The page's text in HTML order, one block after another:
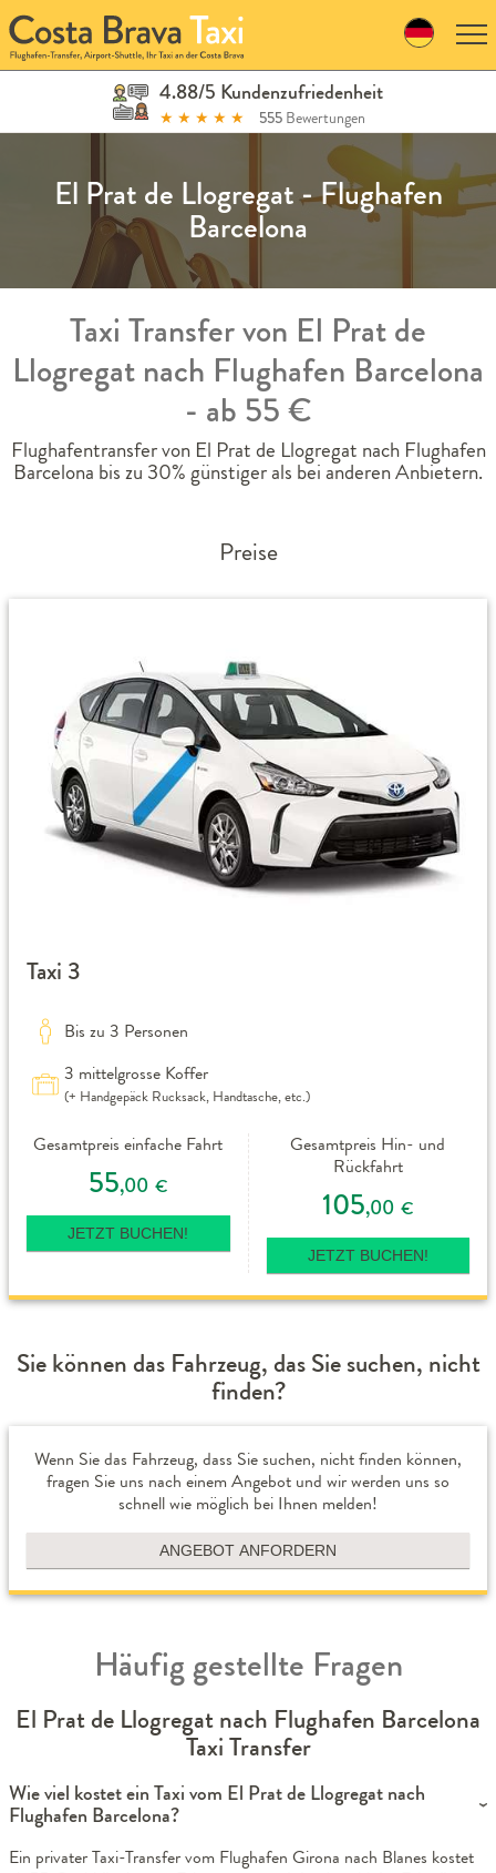
Skip
to
navigation
Skip
4.88/5 Kundenzufriedenheit
★ ★ ★ ★ ★ 555 Bewertungen
El Prat de Llogregat - Flughafen
Barcelona
Taxi Transfer von El Prat de
Llogregat nach Flughafen Barcelona
- ab 55 €
Flughafentransfer von El Prat de Llogregat nach Flughafen
Barcelona bis zu 30% günstiger als bei anderen Anbietern.
Preise
Taxi 3
Bis zu 3 Personen
3 mittelgrosse Koffer
(+ Handgepäck Rucksack, Handtasche, etc.)
Gesamtpreis einfache Fahrt
55,00 €
JETZT BUCHEN!
Gesamtpreis Hin- und
Rückfahrt
105,00 €
JETZT BUCHEN!
Sie können das Fahrzeug, das Sie suchen, nicht
finden?
Wenn Sie das Fahrzeug, dass Sie suchen, nicht finden können,
fragen Sie uns nach einem Angebot und wir werden uns so
schnell wie möglich bei Ihnen melden!
ANGEBOT ANFORDERN
Häufig gestellte Fragen
El Prat de Llogregat nach Flughafen Barcelona
Taxi Transfer
Wie viel kostet ein Taxi vom El Prat de Llogregat nach
Flughafen Barcelona?
Ein privater Taxi-Transfer vom Flughafen Girona nach Blanes kostet